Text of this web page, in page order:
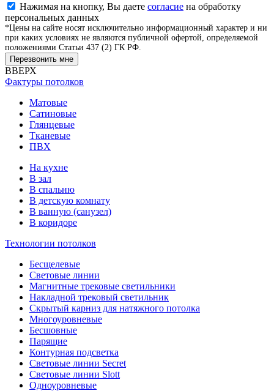
Нажимая на кнопку, Вы даете согласие на обработку
персональных данных
*Цены на сайте носят исключительно информационный характер и ни
при каких условиях не являются публичной офертой, определяемой
положениями Статьи 437 (2) ГК РФ.
Перезвонить мне
ВВЕРХ
Фактуры потолков
Матовые
Сатиновые
Глянцевые
Тканевые
ПВХ
На кухне
В зал
В спальню
В детскую комнату
В ванную (санузел)
В коридоре
Технологии потолков
Бесщелевые
Световые линии
Магнитные трековые светильники
Накладной трековый светильник
Скрытый карниз для натяжного потолка
Многоуровневые
Бесшовные
Парящие
Контурная подсветка
Световые линии Secret
Световые линии Slott
Одноуровневые